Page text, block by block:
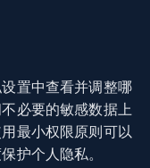
置中查看并调整哪
必要的敏感数据上
最小权限原则可以
护个人隐私。